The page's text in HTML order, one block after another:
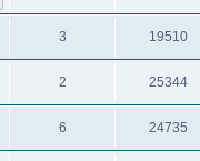
3 19510
2 25344
6 24735